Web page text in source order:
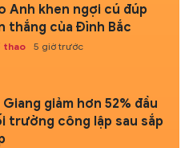
Anh khen ngợi cú đúp
thắng của Đình Bắc
thao 5 giờ trước
giảm hơn 52% đầu
trường công lập sau sắp